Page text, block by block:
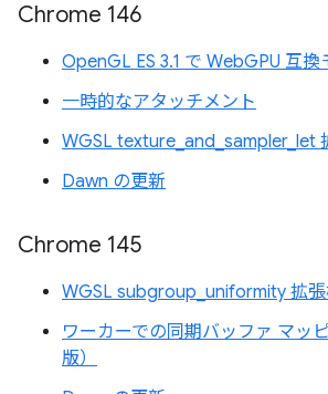
Chrome 146
OpenGL ES 3.1 で WebGPU 互
一時的なアタッチメント
WGSL texture_and_sampler_let
Dawn の更新
Chrome 145
WGSL subgroup_uniformity 拡
ワーカーでの同期バッファ マッ
版）